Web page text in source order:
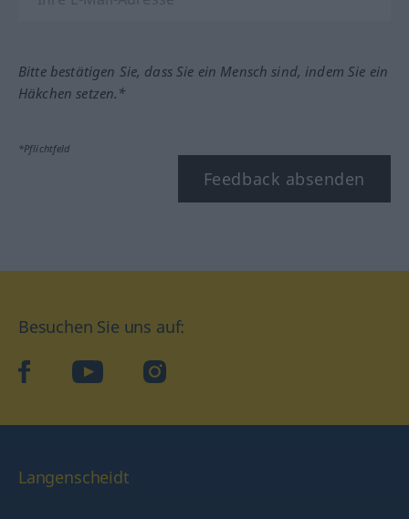
Bitte bestätigen Sie, dass Sie ein Mensch sind, indem Sie ein
Häkchen setzen.*
*Pflichtfeld
Feedback absenden
Besuchen Sie uns auf:
facebookYouTube Instagram
Langenscheidt